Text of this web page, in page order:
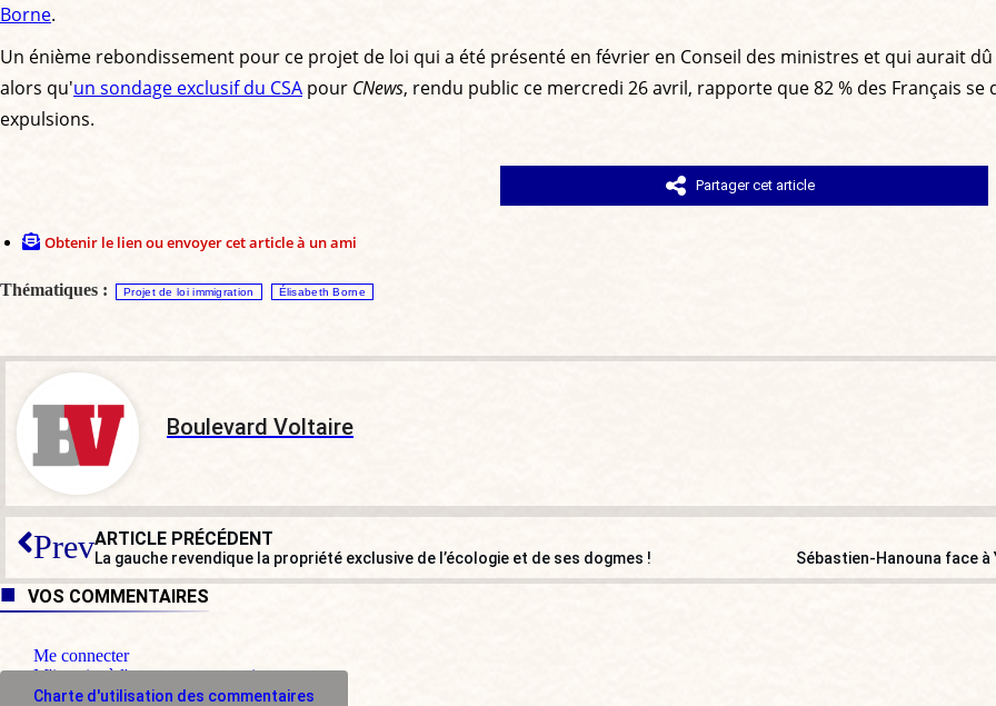
Borne.
Un énième rebondissement pour ce projet de loi qui a été présenté en février en Conseil des ministres et qui aurait
alors qu'un sondage exclusif du CSA pour CNews, rendu public ce mercredi 26 avril, rapporte que 82 % des Français
expulsions.
Partager cet article
Obtenir le lien ou envoyer cet article à un ami
Thématiques : Projet de loi immigration Élisabeth Borne
Boulevard Voltaire
PrevARTICLE PRÉCÉDENT
La gauche revendique la propriété exclusive de l’écologie et de ses dogmes ! Sébastien-Hanouna face à
VOS COMMENTAIRES
Me connecter
M'inscrire à l'espace commentaire
Charte d'utilisation des commentaires